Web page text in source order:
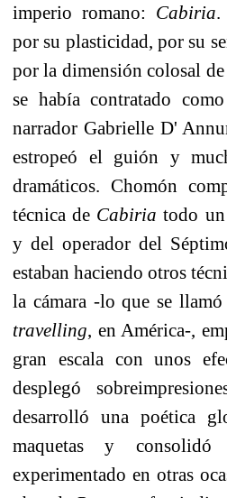
imperio romano: Cabiria.
por su plasticidad, por su
por la dimensión colosal
se había contratado
narrador Gabrielle D'
estropeó el guión y
dramáticos. Chomón
técnica de Cabiria todo
y del operador del
estaban haciendo otros
la cámara -lo que se
travelling, en América-,
gran escala con unos
desplegó
desarrolló una poética
maquetas y
experimentado en otras